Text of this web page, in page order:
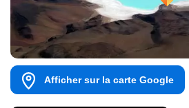
Afficher sur la carte Google